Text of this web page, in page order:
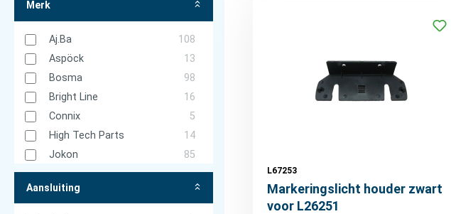
Merk
Aj.Ba
108
Aspöck
13
Bosma
98
Bright Line
16
Connix
5
High Tech Parts
14
Jokon
85
Lucidity
233
No Brand
78
Aansluiting
L67253
Markeringslicht houder zwart
voor L26251